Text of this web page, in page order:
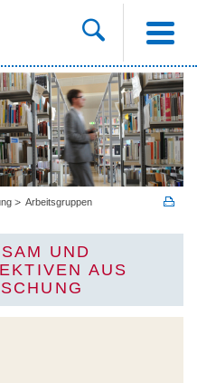
Arbeitsgruppen
UND
AUS